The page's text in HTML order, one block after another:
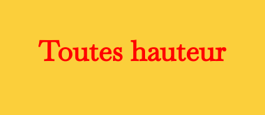
Toutes hauteur